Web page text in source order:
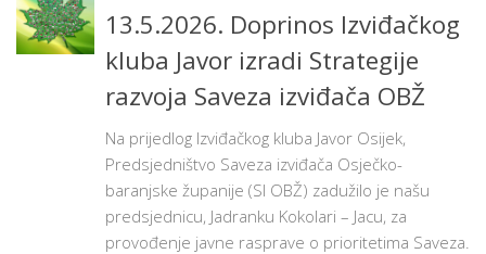
13.5.2026. Doprinos Izviđačkog
kluba Javor izradi Strategije
razvoja Saveza izviđača OBŽ
Na prijedlog Izviđačkog kluba Javor Osijek,
Predsjedništvo Saveza izviđača Osječko-
baranjske županije (SI OBŽ) zadužilo je našu
predsjednicu, Jadranku Kokolari – Jacu, za
provođenje javne rasprave o prioritetima Saveza.